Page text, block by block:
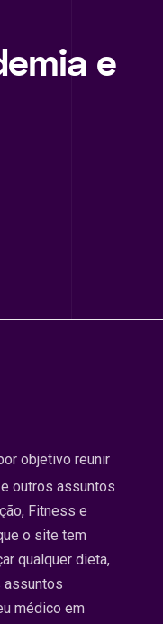
e
objetivo reunir
outros assuntos
Fitness e
o site tem
qualquer dieta,
assuntos
médico em